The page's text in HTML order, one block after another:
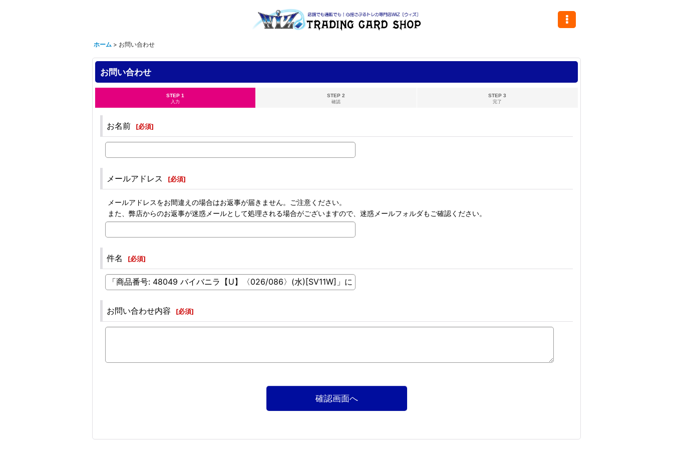
ホーム > お問い合わせ
お問い合わせ
STEP 1
入力
STEP 2
確認
STEP 3
完了
お名前 [必須]
メールアドレス [必須]
メールアドレスをお間違えの場合はお返事が届きません。ご注意ください。
また、弊店からのお返事が迷惑メールとして処理される場合がございますので、迷惑メールフォルダもご確認ください。
件名 [必須]
お問い合わせ内容 [必須]
確認画面へ